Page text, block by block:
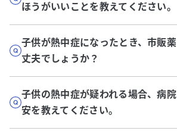
ほうがいいことを教えてください。
子供が熱中症になったとき、市販
丈夫でしょうか？
子供の熱中症が疑われる場合、病
安を教えてください。